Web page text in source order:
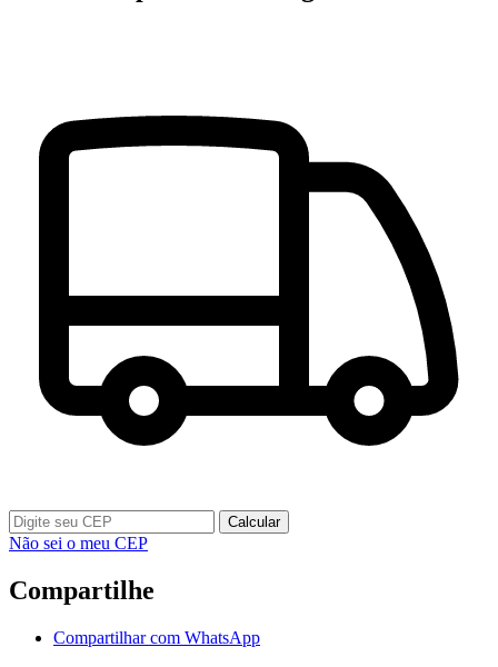
Calcular
Não sei o meu CEP
Compartilhe
Compartilhar com WhatsApp